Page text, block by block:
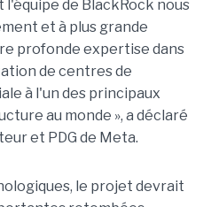
de BlackRock nous
et à plus grande
profonde expertise dans
de centres de
à l'un des principaux
au monde », a déclaré
et PDG de Meta.
le projet devrait